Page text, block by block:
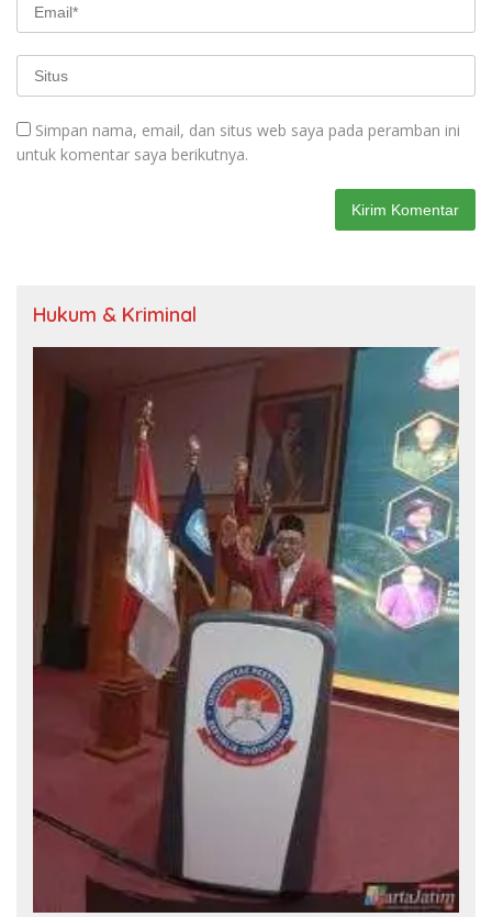
Simpan nama, email, dan situs web saya pada peramban ini
untuk komentar saya berikutnya.
Hukum & Kriminal